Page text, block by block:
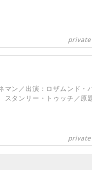
マン／出演：ロザムンド・
タンリー・トゥッチ／原